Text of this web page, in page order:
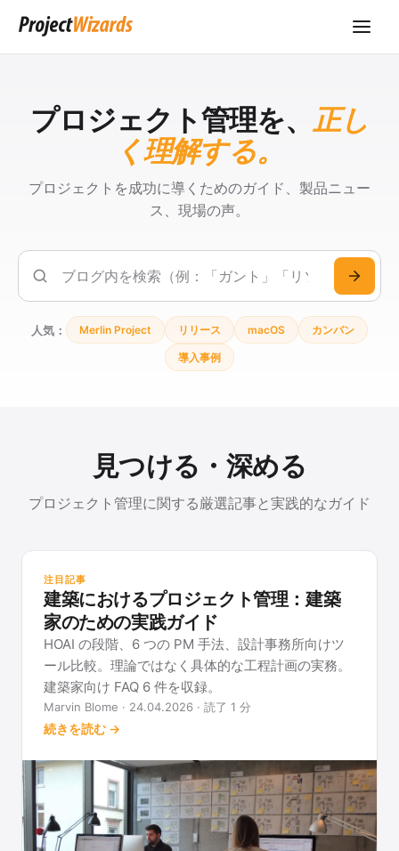
プロジェクト管理を、正し
く理解する。
プロジェクトを成功に導くためのガイド、製品ニュー
ス、現場の声。
検
索
人気： Merlin Project リリース macOS カンバン
導入事例
見つける・深める
プロジェクト管理に関する厳選記事と実践的なガイド
注目記事
建築におけるプロジェクト管理：建築
家のための実践ガイド
HOAI の段階、6 つの PM 手法、設計事務所向けツ
ール比較。理論ではなく具体的な工程計画の実務。
建築家向け FAQ 6 件を収録。
Marvin Blome · 24.04.2026 · 読了 1 分
続きを読む →